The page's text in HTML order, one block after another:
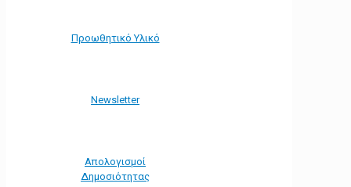
Προωθητικό Υλικό
Νewsletter
Απολογισμοί
Δημοσιότητας